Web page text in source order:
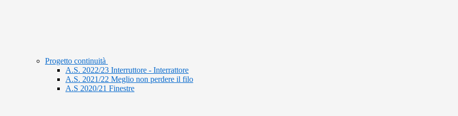
Progetto continuità
A.S. 2022/23 Interruttore - Interrattore
A.S. 2021/22 Meglio non perdere il filo
A.S 2020/21 Finestre